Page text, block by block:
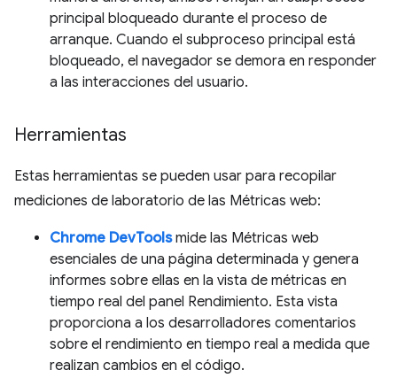
principal bloqueado durante el proceso de
arranque. Cuando el subproceso principal está
bloqueado, el navegador se demora en responder
a las interacciones del usuario.
Herramientas
Estas herramientas se pueden usar para recopilar
mediciones de laboratorio de las Métricas web:
Chrome DevToolsmide las Métricas web
esenciales de una página determinada y genera
informes sobre ellas en la vista de métricas en
tiempo real del panel Rendimiento. Esta vista
proporciona a los desarrolladores comentarios
sobre el rendimiento en tiempo real a medida que
realizan cambios en el código.